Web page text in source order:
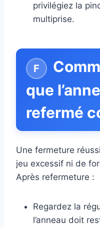
privilégiez la
multiprise.
que
refermé
Une fermeture
jeu excessif ni de
Après refermeture :
Regardez la
l’anneau doit